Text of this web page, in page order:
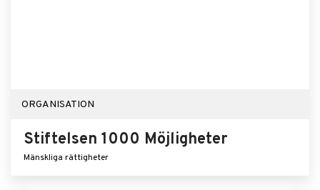
ORGANISATION
Stiftelsen 1000 Möjligheter
Mänskliga rättigheter